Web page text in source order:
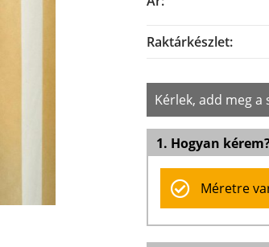
Raktárkészlet:
Kérlek, add meg a
1. Hogyan
Méretre